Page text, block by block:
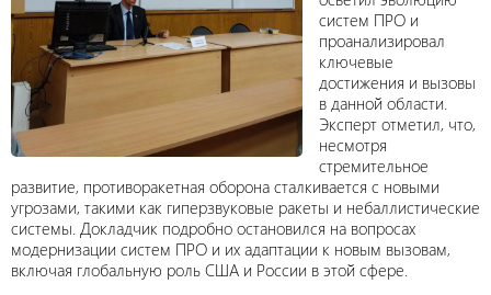
систем ПРО и
проанализировал
ключевые
достижения и вызовы
в данной области.
Эксперт отметил, что,
несмотря
стремительное
развитие, противоракетная оборона сталкивается с новыми
угрозами, такими как гиперзвуковые ракеты и небаллистические
системы. Докладчик подробно остановился на вопросах
модернизации систем ПРО и их адаптации к новым вызовам,
включая глобальную роль США и России в этой сфере.